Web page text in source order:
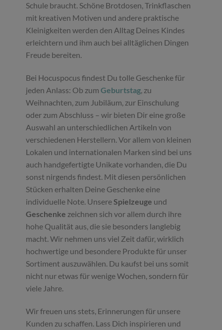
Schule braucht. Schöne Brotdosen, Trinkflaschen
mit kreativen Motiven und andere praktische
Kleinigkeiten werden den Alltag Deines Kindes
erleichtern und ihm auch bei alltäglichen Dingen
Freude bereiten.
Bei Hocuspocus findest Du tolle Geschenke für
jeden Anlass: Ob zumGeburtstag, zu
Weihnachten, zum Jubiläum, zur Einschulung
oder zum Abschluss – wir bieten Dir eine große
Auswahl an unterschiedlichen Artikeln von
verschiedenen Herstellern. Vor allem von kleinen
Lokalen und internationalen Marken sind bei uns
auch handgefertigte Unikate vorhanden, die Du
sonst nirgends findest. Mit diesen persönlichen
Stücken erhalten Deine Geschenke eine
individuelle Note. UnsereSpielzeuge und
Geschenke zeichnen sich vor allem durch ihre
hohe Qualität aus, die sie besonders langlebig
macht. Wir nehmen uns viel Zeit dafür, wirklich
hochwertige und besondere Produkte für unser
Sortiment auszuwählen. Du kaufst bei uns somit
nicht nur etwas für wenige Wochen, sondern für
viele Jahre.
Wir freuen uns stets, Erinnerungen für unsere
Kunden zu schaffen. Lass Dich inspirieren und